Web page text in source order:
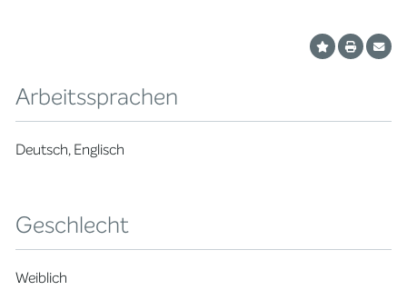
Arbeitssprachen
Deutsch, Englisch
Geschlecht
Weiblich